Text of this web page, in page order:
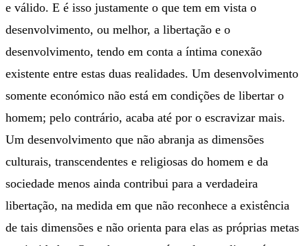
e válido. E é isso justamente o que tem em vista o
desenvolvimento, ou melhor, a libertação e o
desenvolvimento, tendo em conta a íntima conexão
existente entre estas duas realidades. Um desenvolvimento
somente económico não está em condições de libertar o
homem; pelo contrário, acaba até por o escravizar mais.
Um desenvolvimento que não abranja as dimensões
culturais, transcendentes e religiosas do homem e da
sociedade menos ainda contribui para a verdadeira
libertação, na medida em que não reconhece a existência
de tais dimensões e não orienta para elas as próprias metas